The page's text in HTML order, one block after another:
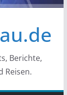
Berichte,
Reisen.